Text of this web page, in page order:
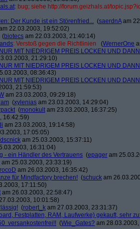
: bug; siehe http://forum.geizhals.at/
Der Kunde ist ein Störenfried... (saerdnAam
22.03.2003, 19:52:02)
(biotecs am 22.03.2003, 21:40:14)
: Verstoß gegen die Richtlinien (WernerOne
MIT NIEDRIGEM PREIS LOCKEN UND
21:29:10)
MIT NIEDRIGEM PREIS LOCKEN UND
08:36:43)
MIT NIEDRIGEM PREIS LOCKEN UND
21:59:53)
am 23.03.2003, 09:29:18)
(xylenias am 23.03.2003, 14:29:04)
(monokult am 23.03.2003, 16:37:25)
16:42:59)
am 23.03.2003, 19:14:58)
17:05:05)
dscnick am 25.03.2003, 15:37:11)
16:31:04)
- ein Händler des Vertrauens (epager am
am 25.03.2003, 23:33:19)
am 26.03.2003, 16:35:42)
für Mindfactory brechen! (schuck am
17:11:50)
am 26.03.2003, 22:58:47)
10:01:58)
(robert_k am 27.03.2003, 23:31:37)
Festplatten, RAM, Laufwerke) gekauft, sehr
 versankostenfrei!! (Wie_Gates? am